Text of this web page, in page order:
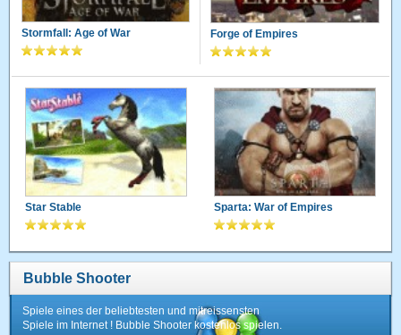
Stormfall: Age of War Forge of Empires
Star Stable Sparta: War of Empires
Bubble Shooter
Spiele eines der beliebtesten und mitreissensten
Spiele im Internet ! Bubble Shooter kostenlos spielen.